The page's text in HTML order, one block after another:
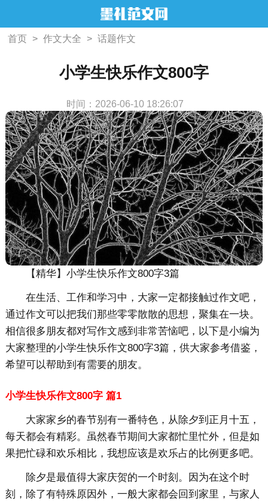
首页 > 作文大全 > 话题作文
小学生快乐作文800字
时间：2026-06-10 18:26:07
【精华】小学生快乐作文800字3篇
在生活、工作和学习中，大家一定都接触过作文吧，
通过作文可以把我们那些零零散散的思想，聚集在一块。
相信很多朋友都对写作文感到非常苦恼吧，以下是小编为
大家整理的小学生快乐作文800字3篇，供大家参考借鉴，
希望可以帮助到有需要的朋友。
小学生快乐作文800字 篇1
大家家乡的春节别有一番特色，从除夕到正月十五，
每天都会有精彩。虽然春节期间大家都忙里忙外，但是如
果把忙碌和欢乐相比，我想应该是欢乐占的比例更多吧。
除夕是最值得大家庆贺的一个时刻。因为在这个时
刻，除了有特殊原因外，一般大家都会回到家里，与家人